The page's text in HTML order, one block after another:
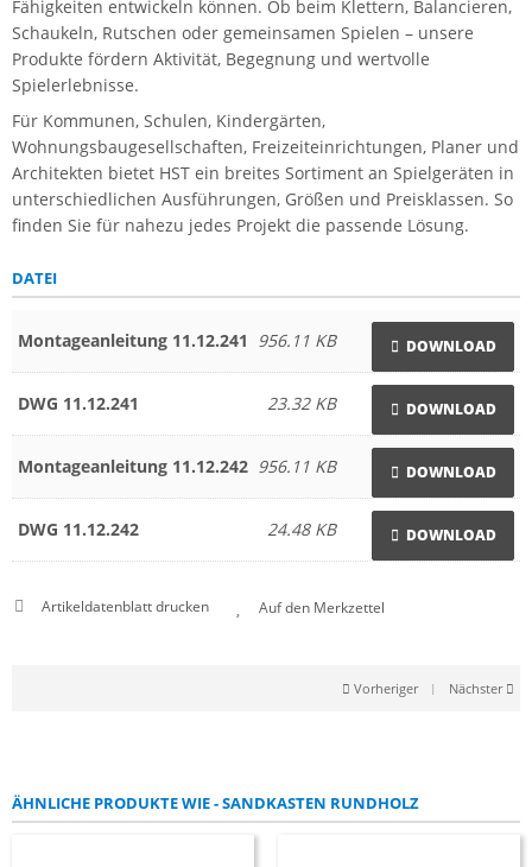
Fähigkeiten entwickeln können. Ob beim Klettern, Balancieren,
Schaukeln, Rutschen oder gemeinsamen Spielen – unsere
Produkte fördern Aktivität, Begegnung und wertvolle
Spielerlebnisse.
Für Kommunen, Schulen, Kindergärten,
Wohnungsbaugesellschaften, Freizeiteinrichtungen, Planer und
Architekten bietet HST ein breites Sortiment an Spielgeräten in
unterschiedlichen Ausführungen, Größen und Preisklassen. So
finden Sie für nahezu jedes Projekt die passende Lösung.
DATEI
Montageanleitung 11.12.241 DOWNLOAD
956.11 KB
DWG 11.12.241 DOWNLOAD
23.32 KB
Montageanleitung 11.12.242 DOWNLOAD
956.11 KB
DWG 11.12.242 DOWNLOAD
24.48 KB
Artikeldatenblatt drucken
Vorheriger | Nächster
ÄHNLICHE PRODUKTE WIE - SANDKASTEN RUNDHOLZ